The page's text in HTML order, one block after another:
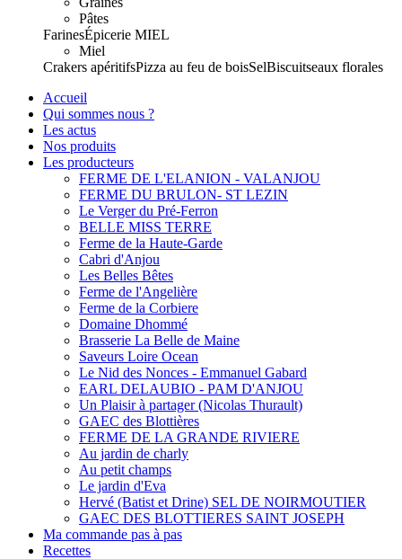
Pâtes
FarinesÉpicerie MIEL
Miel
Crakers apéritifsPizza au feu de boisSelBiscuitseaux florales
Accueil
Qui sommes nous ?
Les actus
Nos produits
Les producteurs
FERME DE L'ELANION - VALANJOU
FERME DU BRULON- ST LEZIN
Le Verger du Pré-Ferron
BELLE MISS TERRE
Ferme de la Haute-Garde
Cabri d'Anjou
Les Belles Bêtes
Ferme de l'Angelière
Ferme de la Corbiere
Domaine Dhommé
Brasserie La Belle de Maine
Saveurs Loire Ocean
Le Nid des Nonces - Emmanuel Gabard
EARL DELAUBIO - PAM D'ANJOU
Un Plaisir à partager (Nicolas Thurault)
GAEC des Blottières
FERME DE LA GRANDE RIVIERE
Au jardin de charly
Au petit champs
Le jardin d'Eva
Hervé (Batist et Drine) SEL DE NOIRMOUTIER
GAEC DES BLOTTIERES SAINT JOSEPH
Ma commande pas à pas
Recettes